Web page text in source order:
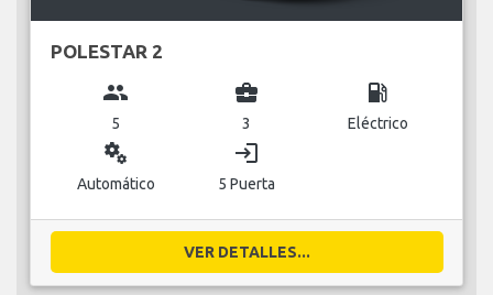
POLESTAR 2
group
5
business_center
3
local_gas_station
Eléctrico
miscellaneous_services
Automático
login
5 Puerta
VER DETALLES...